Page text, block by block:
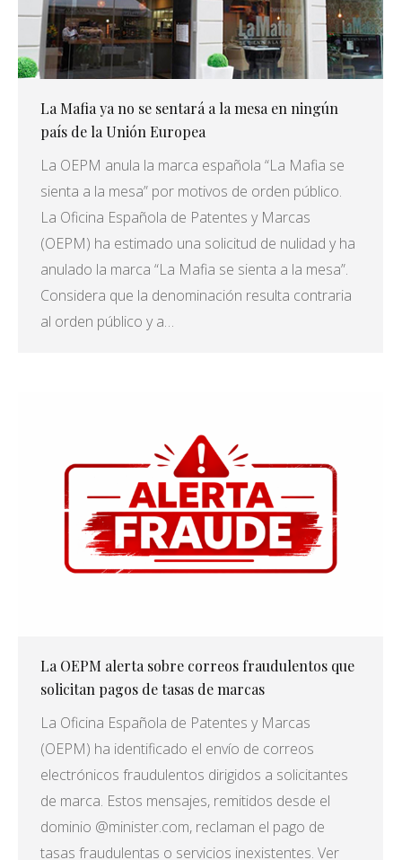
La Mafia ya no se sentará a la mesa en ningún
país de la Unión Europea
La OEPM anula la marca española “La Mafia se
sienta a la mesa” por motivos de orden público.
La Oficina Española de Patentes y Marcas
(OEPM) ha estimado una solicitud de nulidad y ha
anulado la marca “La Mafia se sienta a la mesa”.
Considera que la denominación resulta contraria
al orden público y a…
La OEPM alerta sobre correos fraudulentos que
solicitan pagos de tasas de marcas
La Oficina Española de Patentes y Marcas
(OEPM) ha identificado el envío de correos
electrónicos fraudulentos dirigidos a solicitantes
de marca. Estos mensajes, remitidos desde el
dominio @minister.com, reclaman el pago de
tasas fraudulentas o servicios inexistentes. Ver